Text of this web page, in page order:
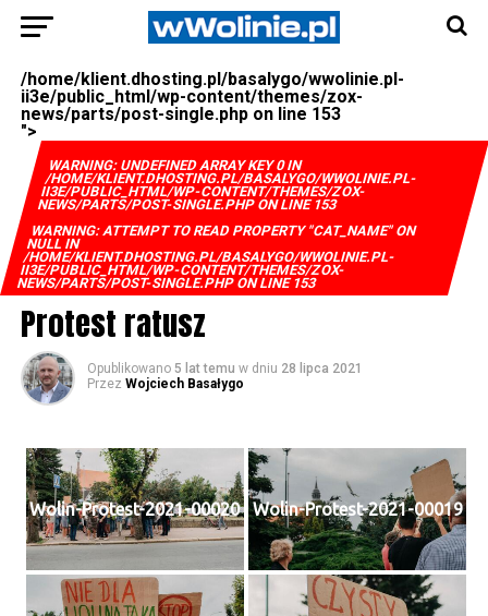
/home/klient.dhosting.pl/basalygo/wwolinie.pl-
ii3e/public_html/wp-content/themes/zox-
news/parts/post-single.php on line 153
">
WARNING: UNDEFINED ARRAY KEY 0 IN
/HOME/KLIENT.DHOSTING.PL/BASALYGO/WWOLINIE.PL-
II3E/PUBLIC_HTML/WP-CONTENT/THEMES/ZOX-
NEWS/PARTS/POST-SINGLE.PHPON LINE153
WARNING: ATTEMPT TO READ PROPERTY "CAT_NAME" ON
NULL IN
/HOME/KLIENT.DHOSTING.PL/BASALYGO/WWOLINIE.PL-
II3E/PUBLIC_HTML/WP-CONTENT/THEMES/ZOX-
NEWS/PARTS/POST-SINGLE.PHPON LINE153
Protest ratusz
Opublikowano 5 lat temu w dniu 28 lipca 2021
Przez Wojciech Basałygo
Wolin-Protest-2021-00020 Wolin-Protest-2021-00019